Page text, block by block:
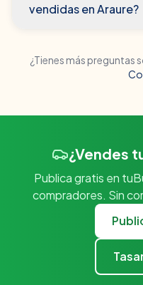
vendidas en Araure?
¿Tienes más preguntas
¿Vendes
Publica gratis en
compradores. Sin